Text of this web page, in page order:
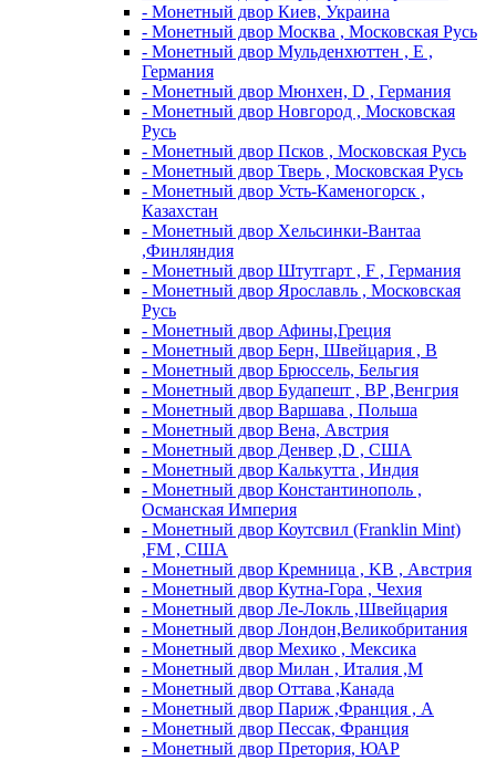
- Монетный двор Киев, Украина
- Монетный двор Москва , Московская Русь
- Монетный двор Мульденхюттен , Е ,
Германия
- Монетный двор Мюнхен, D , Германия
- Монетный двор Новгород , Московская
Русь
- Монетный двор Псков , Московская Русь
- Монетный двор Тверь , Московская Русь
- Монетный двор Усть-Каменогорск ,
Казахстан
- Монетный двор Хельсинки-Вантаа
,Финляндия
- Монетный двор Штутгарт , F , Германия
- Монетный двор Ярославль , Московская
Русь
- Монетный двор Афины,Греция
- Монетный двор Берн, Швейцария , В
- Монетный двор Брюссель, Бельгия
- Монетный двор Будапешт , BP ,Венгрия
- Монетный двор Варшава , Польша
- Монетный двор Вена, Австрия
- Монетный двор Денвер ,D , США
- Монетный двор Калькутта , Индия
- Монетный двор Константинополь ,
Османская Империя
- Монетный двор Коутсвил (Franklin Mint)
,FM , США
- Монетный двор Кремница , KB , Австрия
- Монетный двор Кутна-Гора , Чехия
- Монетный двор Ле-Локль ,Швейцария
- Монетный двор Лондон,Великобритания
- Монетный двор Мехико , Мексика
- Монетный двор Милан , Италия ,M
- Монетный двор Оттава ,Канада
- Монетный двор Париж ,Франция , A
- Монетный двор Пессак, Франция
- Монетный двор Претория, ЮАР